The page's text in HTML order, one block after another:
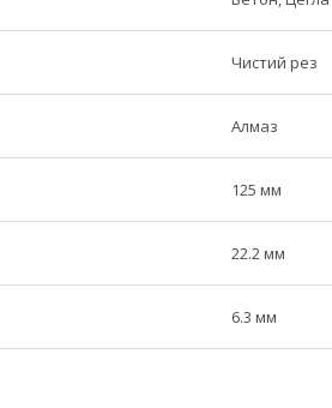
Чистий рез
Алмаз
125 мм
22.2 мм
6.3 мм